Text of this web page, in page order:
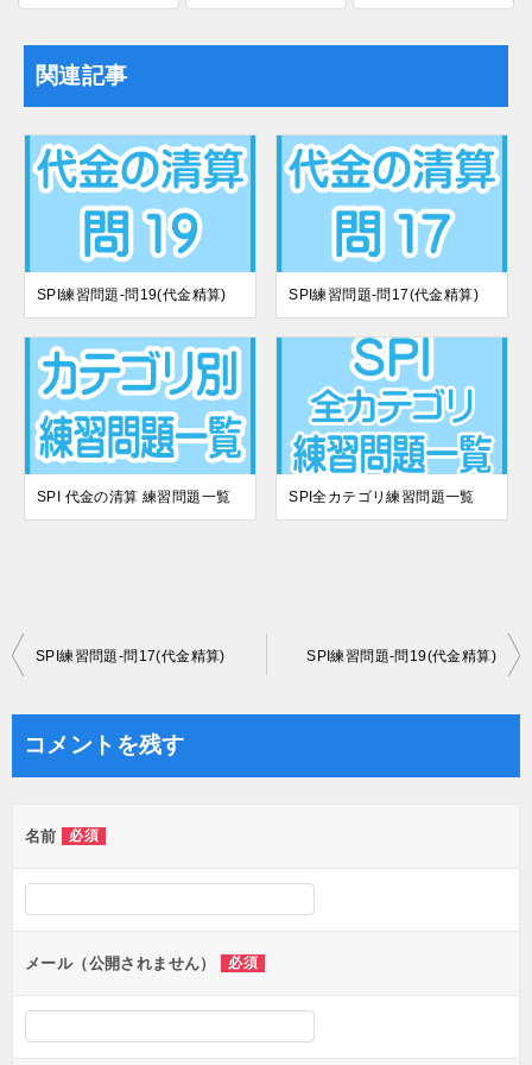
関連記事
SPI練習問題-問19(代金精算) SPI練習問題-問17(代金精算)
SPI 代金の清算 練習問題一覧 SPI全カテゴリ練習問題一覧
投
ー
シ
ョ
ン
SPI練習問題-問17(代金精算) SPI練習問題-問19(代金精算)
コメントを残す
名前 必須
メール（公開されません） 必須